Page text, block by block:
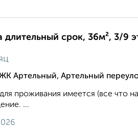
длительный срок, 36м², 3/9
Артельный, Артельный
проживания имеется (все что
...